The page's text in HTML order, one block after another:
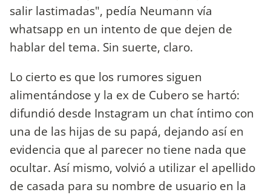
salir lastimadas", pedía Neumann vía
whatsapp en un intento de que dejen de
hablar del tema. Sin suerte, claro.
Lo cierto es que los rumores siguen
alimentándose y la ex de Cubero se hartó:
difundió desde Instagram un chat íntimo con
una de las hijas de su papá, dejando así en
evidencia que al parecer no tiene nada que
ocultar. Así mismo, volvió a utilizar el apellido
de casada para su nombre de usuario en la